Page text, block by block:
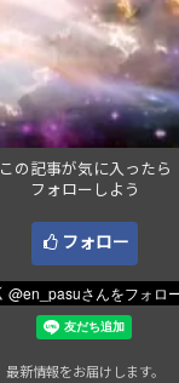
この記事が気に入ったら
フォローしよう
フォロー
最新情報をお届けします。